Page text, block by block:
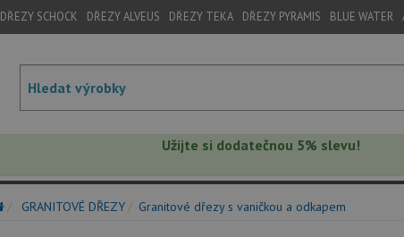
DŘEZY SCHOCK DŘEZY ALVEUS DŘEZY TEKA DŘEZY PYRAMIS BLUE WATER
Užijte si dodatečnou 5% slevu!
GRANITOVÉ DŘEZY Granitové dřezy s vaničkou a odkapem